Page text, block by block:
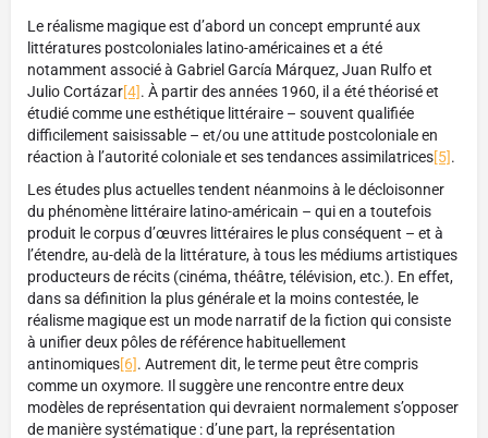
Le réalisme magique est d’abord un concept emprunté aux
littératures postcoloniales latino-américaines et a été
notamment associé à Gabriel García Márquez, Juan Rulfo et
Julio Cortázar[4]. À partir des années 1960, il a été théorisé et
étudié comme une esthétique littéraire – souvent qualifiée
difficilement saisissable – et/ou une attitude postcoloniale en
réaction à l’autorité coloniale et ses tendances assimilatrices[5].
Les études plus actuelles tendent néanmoins à le décloisonner
du phénomène littéraire latino-américain – qui en a toutefois
produit le corpus d’œuvres littéraires le plus conséquent – et à
l’étendre, au-delà de la littérature, à tous les médiums artistiques
producteurs de récits (cinéma, théâtre, télévision, etc.). En effet,
dans sa définition la plus générale et la moins contestée, le
réalisme magique est un mode narratif de la fiction qui consiste
à unifier deux pôles de référence habituellement
antinomiques[6]. Autrement dit, le terme peut être compris
comme un oxymore. Il suggère une rencontre entre deux
modèles de représentation qui devraient normalement s’opposer
de manière systématique : d’une part, la représentation